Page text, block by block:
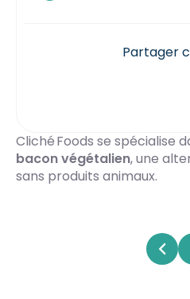
Partager
Cliché Foods se spécialise
bacon végétalien, une
sans produits animaux.